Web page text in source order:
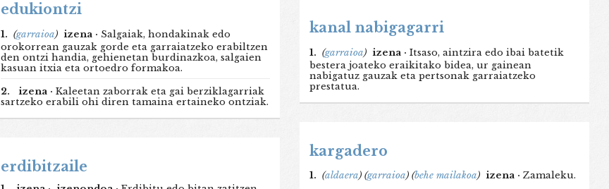
edukiontzi
1. (garraioa) izena · Salgaiak, hondakinak edo
orokorrean gauzak gorde eta garraiatzeko erabiltzen
den ontzi handia, gehienetan burdinazkoa, salgaien
kasuan itxia eta ortoedro formakoa.
2.
izena · Kaleetan zaborrak eta gai berziklagarriak
sartzeko erabili ohi diren tamaina ertaineko ontziak.
erdibitzaile
kanal nabigagarri
1. (garraioa) izena · Itsaso, aintzira edo ibai batetik
bestera joateko eraikitako bidea, ur gainean
nabigatuz gauzak eta pertsonak garraiatzeko
prestatua.
kargadero
1. (aldaera) (garraioa) (behe mailakoa) izena · Zamaleku.